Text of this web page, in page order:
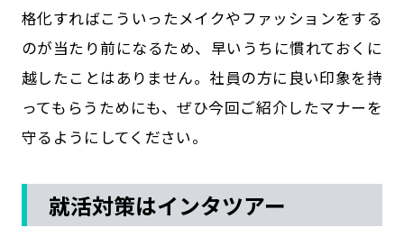
格化すればこういったメイクやファッションをする
のが当たり前になるため、早いうちに慣れておくに
越したことはありません。社員の方に良い印象を持
ってもらうためにも、ぜひ今回ご紹介したマナーを
守るようにしてください。
就活対策はインタツアー